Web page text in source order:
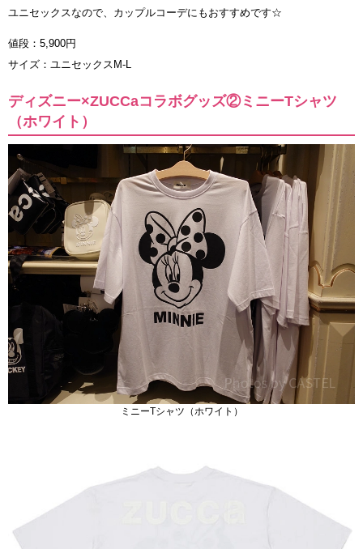
ユニセックスなので、カップルコーデにもおすすめです☆
値段：5,900円
サイズ：ユニセックスM-L
ディズニー×ZUCCaコラボグッズ②ミニーTシャツ
（ホワイト）
ミニーTシャツ（ホワイト）